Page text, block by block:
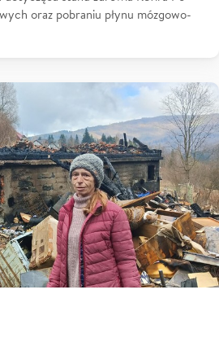
oraz pobraniu płynu mózgowo-